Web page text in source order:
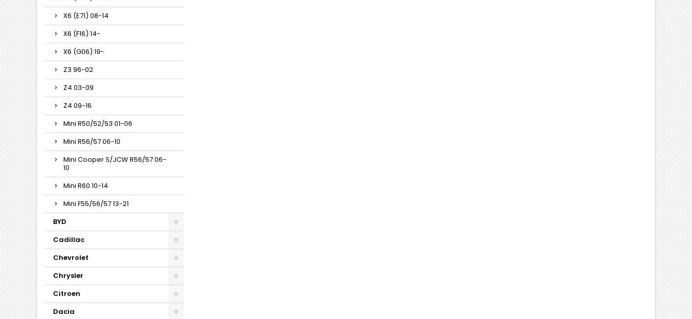
X6 (E71) 08-14
X6 (F16) 14-
X6 (G06) 19-
Z3 96-02
Z4 03-09
Z4 09-16
Mini R50/52/53 01-06
Mini R56/57 06-10
Mini Cooper S/JCW R56/57 06-
10
Mini R60 10-14
Mini F55/56/57 13-21
BYD
Cadillac
Chevrolet
Chrysler
Citroen
Dacia